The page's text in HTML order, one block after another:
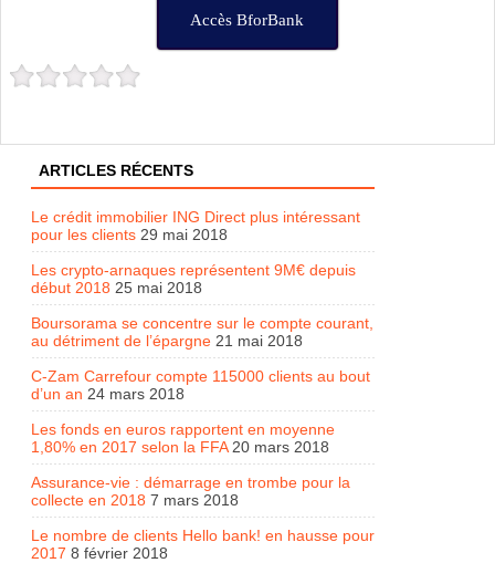
Accès BforBank
ARTICLES RÉCENTS
Le crédit immobilier ING Direct plus intéressant
pour les clients 29 mai 2018
Les crypto-arnaques représentent 9M€ depuis
début 2018 25 mai 2018
Boursorama se concentre sur le compte courant,
au détriment de l’épargne 21 mai 2018
C-Zam Carrefour compte 115000 clients au bout
d’un an 24 mars 2018
Les fonds en euros rapportent en moyenne
1,80% en 2017 selon la FFA 20 mars 2018
Assurance-vie : démarrage en trombe pour la
collecte en 2018 7 mars 2018
Le nombre de clients Hello bank! en hausse pour
2017 8 février 2018